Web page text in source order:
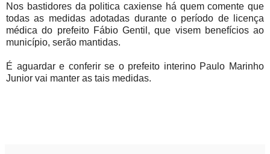
Nos bastidores da politica caxiense há quem comente que
todas as medidas adotadas durante o período de licença
médica do prefeito Fábio Gentil, que visem benefícios ao
município, serão mantidas.
É aguardar e conferir se o prefeito interino Paulo Marinho
Junior vai manter as tais medidas.